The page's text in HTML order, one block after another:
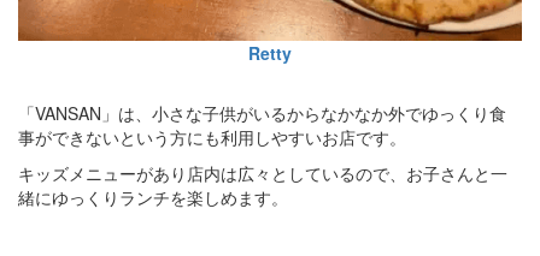
Retty
「VANSAN」は、小さな子供がいるからなかなか外でゆっくり食
事ができないという方にも利用しやすいお店です。
キッズメニューがあり店内は広々としているので、お子さんと一
緒にゆっくりランチを楽しめます。